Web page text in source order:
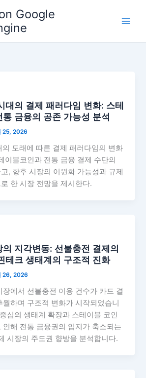
Google
대의 결제 패러다임 변화: 스테
금융의 공존 가능성 분석
25, 2026
의 도래에 따른 결제 패러다임의 변화
이블코인과 전통 금융 결제 수단의
, 향후 시장의 이원화 가능성과 규제
한 시장 전망을 제시한다.
지각변동: 선불충전 결제의
테크 생태계의 구조적 진화
26, 2026
장에서 선불충전 이용 건수가 카드 결
월하며 구조적 변화가 시작되었습니
심의 생태계 확장과 스테이블 코인
인해 전통 금융권의 입지가 축소되는
시장의 주도권 향방을 분석합니다.